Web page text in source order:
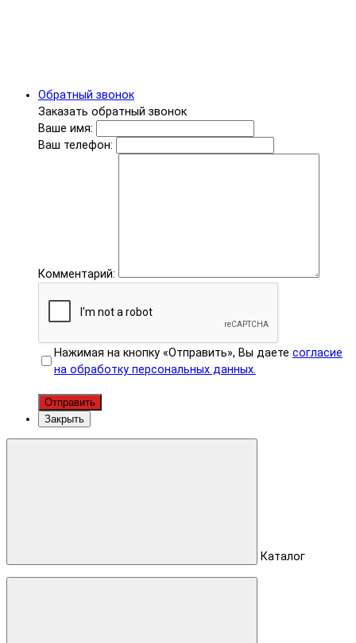
Обратный звонок
Заказать обратный звонок
Ваше имя:
Ваш телефон:
Комментарий:
Нажимая на кнопку «Отправить», Вы даете согласие
на обработку персональных данных.
Отправить
Закрыть
Каталог